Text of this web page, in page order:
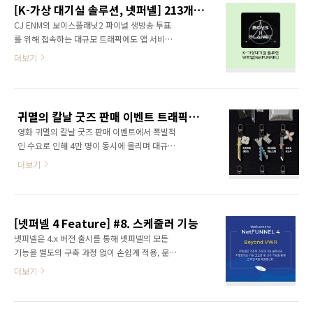
해옴으로써, 수험생들의 선호도가 높은 입시명
문학원입니다. 높은 인기를 ..
을 바로 이용할 수 있습니다. 특히, 기존의 다른
가상 대기실(Virtual Waiting Room) 솔루션과
차별화되는 기능 고도화와 신규 기능을 탑재해
나감으로써, 보다 이용자와 사용자 모두를 만족
었습니다. 어떤 새로운 기능들이 개발되고 추가
는지 확인해보시기 바랍니다. 대기..
[K-가상 대기실 솔루션, 넷퍼넬] 213개국 350만 명 트래픽에도 서바이벌!
CJ ENM의 보이스플래닛2 파이널 생방송 투표
를 위해 접속하는 대규모 트래픽에도 앱 서비스
를 보호하기 위해 넷퍼넬이 적용되었습니다. 전
입니다. 검증된 K-가상 대기실 솔루션, 넷퍼넬로
대규모 트래픽을 관리하고 브랜드 신뢰성과 운
영 효율화, 비용 최적화를 완성할 수 있습니다.
목차목표: 글로벌 생방송 투표 안정화대응: 가상
트래픽 안정적 처리결론: 이제는 트래픽도 관리
사고는 있을 수 없다! 파이널 생방송 투표 서비스
안..
더보기
귀멸의 칼날 굿즈 판매 이벤트 트래픽도 베어낸 넷퍼넬의 호흡
영화 귀멸의 칼날 굿즈 판매 이벤트에서 폭발적
인 수요로 인해 4만 명이 동시에 몰리며 대규모
트래픽이 발생했습니다. 메가박스는 넷퍼넬 가
안전한 구매 환경을 만드는 데 기여했습니다.굿
즈 판매·티켓팅·한정판 이벤트에서 트래픽 안
정화는 필수 요소입니다. 목차팬들의 폭발적인
관심이 집중된 이벤트... 안정성은?1시간만에 완
치솟은 웃돈 거래.. 기술적 대응도 필요 팬들의
더보기
[넷퍼넬 4 Feature] #8. 스케줄러 기능
넷퍼넬은 4.x 버전 출시를 통해 넷퍼넬의 모든
기능을 별도의 구축 과정 없이 손쉽게 적용, 운영
및 유지보수할 수 있는 SaaS 서비스로의 전환을
더보기